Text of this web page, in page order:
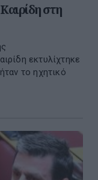
στη
εκτυλίχτηκε
το ηχητικό